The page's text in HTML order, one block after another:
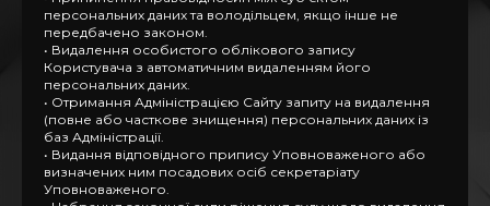
персональних даних та володільцем, якщо інше не
передбачено законом.
• Видалення особистого облікового запису
Користувача з автоматичним видаленням його
персональних даних.
• Отримання Адміністрацією Сайту запиту на видалення
(повне або часткове знищення) персональних даних із
баз Адміністрації.
• Видання відповідного припису Уповноваженого або
визначених ним посадових осіб секретаріату
Уповноваженого.